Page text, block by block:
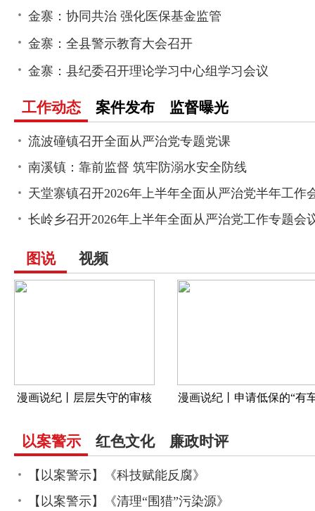
金寨：协同共治 强化医保基金监管
金寨：全县警示教育大会召开
金寨：县纪委召开理论学习中心组学习会议
工作动态 案件发布 监督曝光
流波䃥镇召开全面从严治党专题党课
南溪镇：靠前监督 筑牢防溺水安全防线
天堂寨镇召开2026年上半年全面从严治党半年工作
长岭乡召开2026年上半年全面从严治党工作专题会
图说 视频
漫画说纪丨层层失守的审核 漫画说纪丨申请低保的“有
以案警示 红色文化 廉政时评
【以案警示】《科技赋能反腐》
【以案警示】《清理“围猎”污染源》